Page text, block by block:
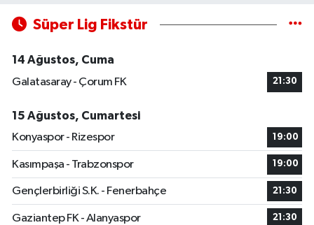
Süper Lig Fikstür
14 Ağustos, Cuma
Galatasaray - Çorum FK
21:30
15 Ağustos, Cumartesi
Konyaspor - Rizespor
19:00
Kasımpaşa - Trabzonspor 19:00
Gençlerbirliği S.K. - Fenerbahçe 21:30
Gaziantep FK - Alanyaspor 21:30